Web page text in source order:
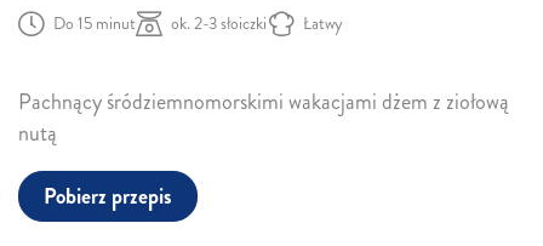
Do 15 minut ok. 2-3 słoiczki Łatwy
Pachnący śródziemnomorskimi wakacjami dżem z ziołową
nutą
Pobierz przepis